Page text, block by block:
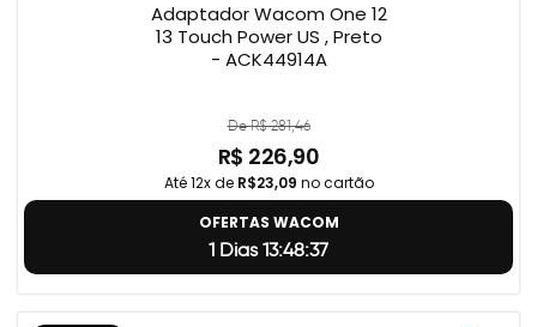
Adaptador Wacom One 12
13 Touch Power US , Preto
- ACK44914A
De R$ 281,46
R$ 226,90
Até 12x de R$23,09 no cartão
OFERTAS WACOM
1 Dias 13:48:37